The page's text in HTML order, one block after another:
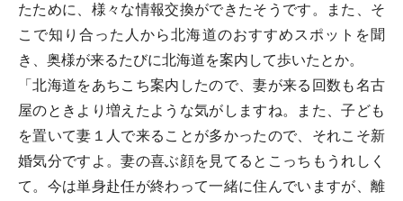
たために、様々な情報交換ができたそうです。また、そ
こで知り合った人から北海道のおすすめスポットを聞
き、奥様が来るたびに北海道を案内して歩いたとか。
「北海道をあちこち案内したので、妻が来る回数も名古
屋のときより増えたような気がしますね。また、子ども
を置いて妻１人で来ることが多かったので、それこそ新
婚気分ですよ。妻の喜ぶ顔を見てるとこっちもうれしく
て。今は単身赴任が終わって一緒に住んでいますが、離